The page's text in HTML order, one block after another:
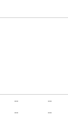
-- --
-- --